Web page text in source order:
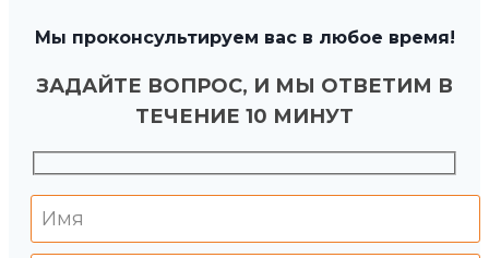
Мы проконсультируем вас в любое время!
ЗАДАЙТЕ ВОПРОС, И МЫ ОТВЕТИМ В
ТЕЧЕНИЕ 10 МИНУТ